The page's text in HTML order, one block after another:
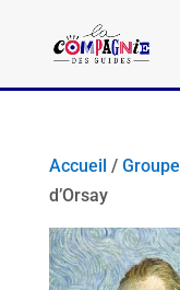
Accueil / Groupe
d’Orsay